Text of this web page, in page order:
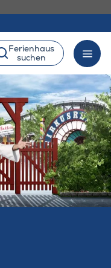
Ferienhaus
suchen